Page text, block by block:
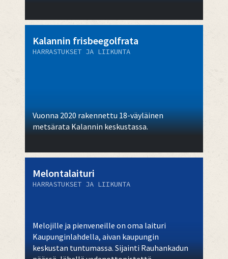
Kalannin frisbeegolfrata
HARRASTUKSET JA LIIKUNTA
Vuonna 2020 rakennettu 18-väyläinen
metsärata Kalannin keskustassa.
Melontalaituri
HARRASTUKSET JA LIIKUNTA
Melojille ja pienveneille on oma laituri
Kaupunginlahdella, aivan kaupungin
keskustan tuntumassa. Sijainti Rauhankadun